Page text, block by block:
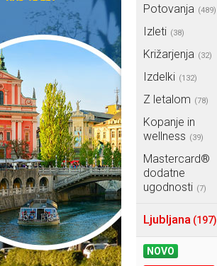
Potovanja (489)
Izleti (38)
Križarjenja (32)
Izdelki (132)
Z letalom (78)
Kopanje in
wellness (39)
Mastercard®
dodatne
ugodnosti (7)
Ljubljana (197)
NOVO